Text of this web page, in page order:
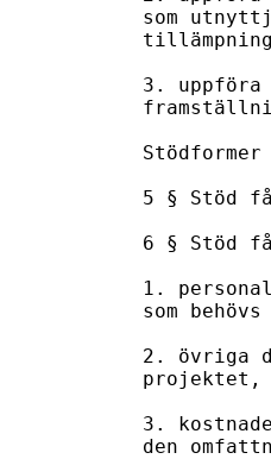
som
3.
Stödformer
5 § Stöd
6 § Stöd
1.
som
2. övriga
projektet,
3.
den